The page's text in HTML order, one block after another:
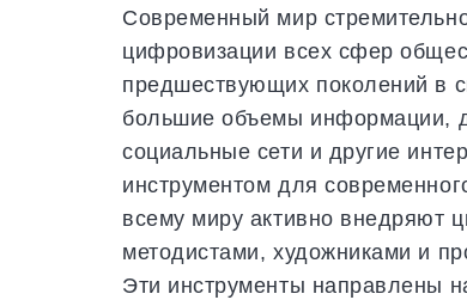
Современный мир
цифровизации всех сфер
предшествующих поколений в
большие объемы информации,
социальные сети и другие
инструментом для
всему миру активно внедряют
методистами, художниками и
Эти инструменты направлены